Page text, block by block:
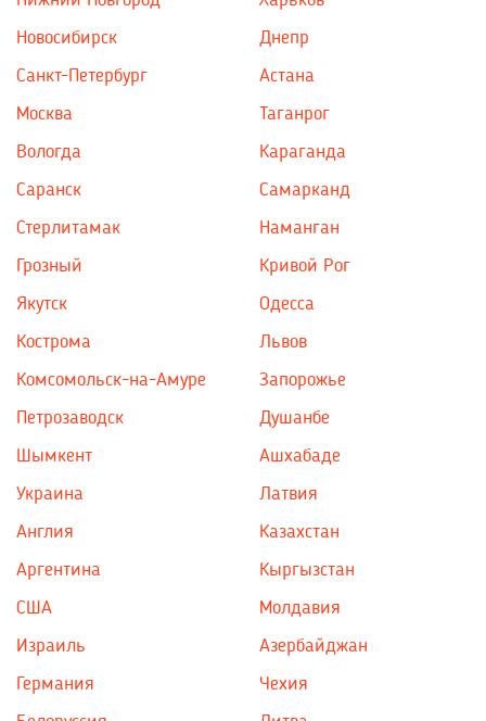
Новосибирск
Санкт-Петербург
Москва
Днепр
Астана
Таганрог
Вологда
Саранск
Стерлитамак
Грозный
Якутск
Кострома
Комсомольск-на-Амуре
Петрозаводск
Шымкент
Караганда
Самарканд
Наманган
Кривой Рог
Одесса
Львов
Запорожье
Душанбе
Ашхабаде
Украина
Англия
Аргентина
США
Израиль
Латвия
Казахстан
Кыргызстан
Молдавия
Азербайджан
Германия
Чехия